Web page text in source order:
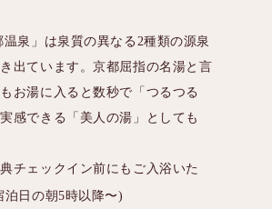
温泉」は泉質の異なる2種類の源泉
出ています。京都屈指の名湯と言
お湯に入ると数秒で「つるつる
感できる「美人の湯」としても
チェックイン前にもご入浴いた
泊日の朝5時以降〜)